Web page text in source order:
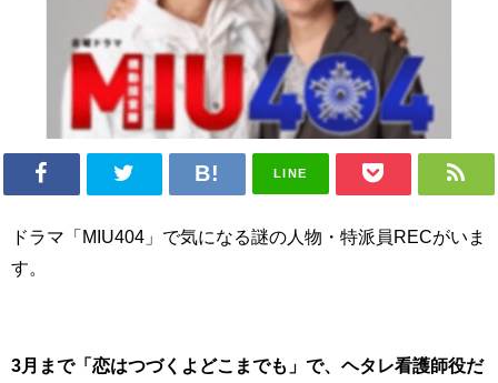
LINE
ドラマ「MIU404」で気になる謎の人物・特派員RECがいま
す。
3月まで「恋はつづくよどこまでも」で、ヘタレ看護師役だ